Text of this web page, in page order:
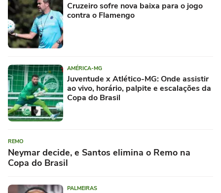
Cruzeiro sofre nova baixa para o jogo
contra o Flamengo
AMÉRICA-MG
Juventude x Atlético-MG: Onde assistir
ao vivo, horário, palpite e escalações da
Copa do Brasil
REMO
Neymar decide, e Santos elimina o Remo na
Copa do Brasil
PALMEIRAS